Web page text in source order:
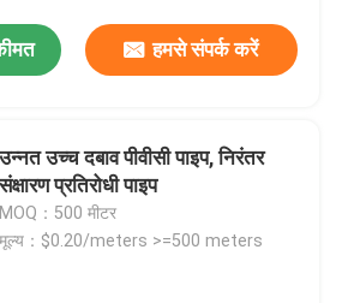
हमसे संपर्क करें
उन्नत उच्च दबाव पीवीसी पाइप, निरंतर
संक्षारण प्रतिरोधी पाइप
MOQ：500 मीटर
मूल्य：$0.20/meters >=500 meters